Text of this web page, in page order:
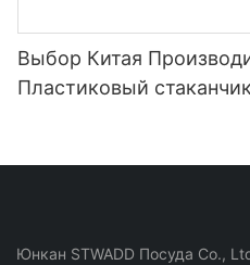
Выбор Китая
Пластиковый
Юнкан STWADD Посуда Co.,